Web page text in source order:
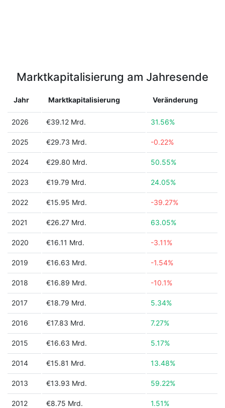
Marktkapitalisierung am Jahresende
Jahr Marktkapitalisierung Veränderung
2026 €39.12 Mrd. 31.56%
2025 €29.73 Mrd. -0.22%
2024 €29.80 Mrd. 50.55%
2023 €19.79 Mrd. 24.05%
2022 €15.95 Mrd. -39.27%
2021 €26.27 Mrd. 63.05%
2020 €16.11 Mrd. -3.11%
2019 €16.63 Mrd. -1.54%
2018 €16.89 Mrd. -10.1%
2017 €18.79 Mrd. 5.34%
2016 €17.83 Mrd. 7.27%
2015 €16.63 Mrd. 5.17%
2014 €15.81 Mrd. 13.48%
2013 €13.93 Mrd. 59.22%
2012 €8.75 Mrd. 1.51%